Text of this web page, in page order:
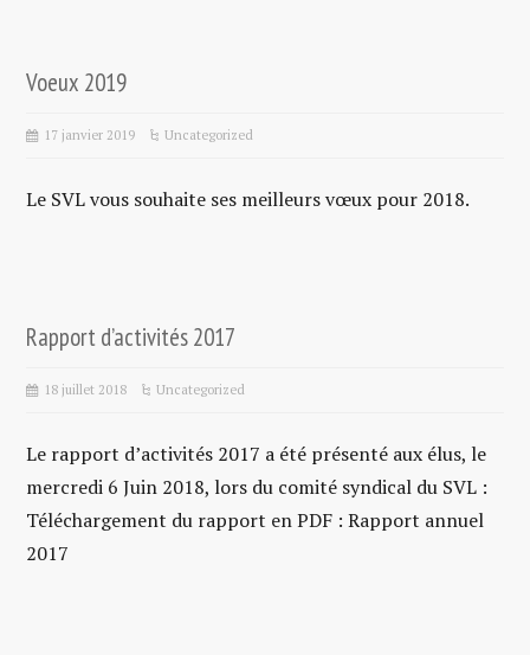
Voeux 2019
17 janvier 2019 Uncategorized
Le SVL vous souhaite ses meilleurs vœux pour 2018.
Rapport d’activités 2017
18 juillet 2018 Uncategorized
Le rapport d’activités 2017 a été présenté aux élus, le
mercredi 6 Juin 2018, lors du comité syndical du SVL :
Téléchargement du rapport en PDF : Rapport annuel
2017